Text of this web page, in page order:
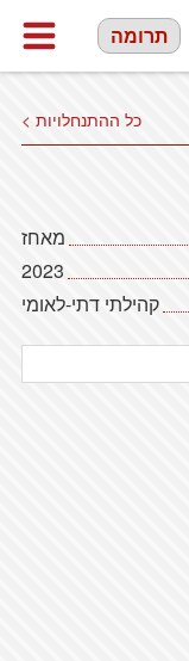
תרומה
כל ההתנחלויות >
מאחז
2023
קהילתי דתי-לאומי